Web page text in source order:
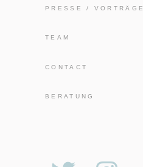
PRESSE / VORTRÄGE
TEAM
CONTACT
BERATUNG